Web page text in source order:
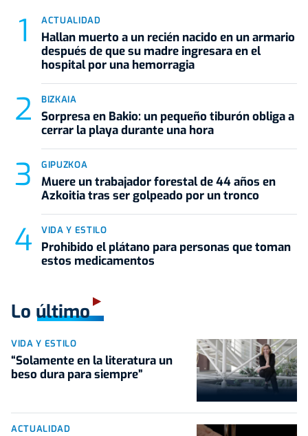
ACTUALIDAD
Hallan muerto a un recién nacido en un armario
después de que su madre ingresara en el
hospital por una hemorragia
BIZKAIA
Sorpresa en Bakio: un pequeño tiburón obliga a
cerrar la playa durante una hora
GIPUZKOA
Muere un trabajador forestal de 44 años en
Azkoitia tras ser golpeado por un tronco
VIDA Y ESTILO
Prohibido el plátano para personas que toman
estos medicamentos
Lo último
VIDA Y ESTILO
“Solamente en la literatura un
beso dura para siempre”
ACTUALIDAD